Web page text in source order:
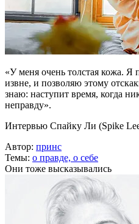
«У меня очень толстая кожа. Я
извне, и позволяю этому
знаю: наступит время, когда
неправду».
Интервью Спайку Ли (Spike
Автор: принс
Темы: о правде, о себе
Они тоже высказывались